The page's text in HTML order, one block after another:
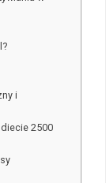
i
2500